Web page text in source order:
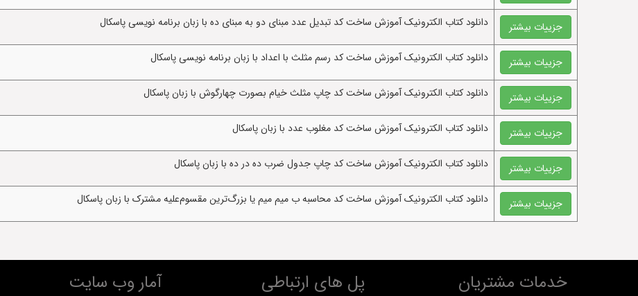
جزییات بیشتر دانلود کتاب الکترونيک آموزش ساخت کد تبدیل عدد مبنای دو به مبنای ده با زبان برنامه نویسی پاسکال
جزییات بیشتر دانلود کتاب الکترونيک آموزش ساخت کد رسم مثلث با اعداد با زبان برنامه نویسی پاسکال
جزییات بیشتر دانلود کتاب الکترونيک آموزش ساخت کد چاپ مثلث خیام بصورت چهارگوش با زبان پاسکال
جزییات بیشتر دانلود کتاب الکترونيک آموزش ساخت کد مغلوب عدد با زبان پاسکال
جزییات بیشتر دانلود کتاب الکترونيک آموزش ساخت کد چاپ جدول ضرب ده در ده با زبان پاسکال
جزییات بیشتر دانلود کتاب الکترونيک آموزش ساخت کد محاسبه ب میم میم یا بزرگ‌ترین مقسوم‌علیه مشترک با زبان پاسکال
خدمات مشتریان پل های ارتباطی آمار وب سایت